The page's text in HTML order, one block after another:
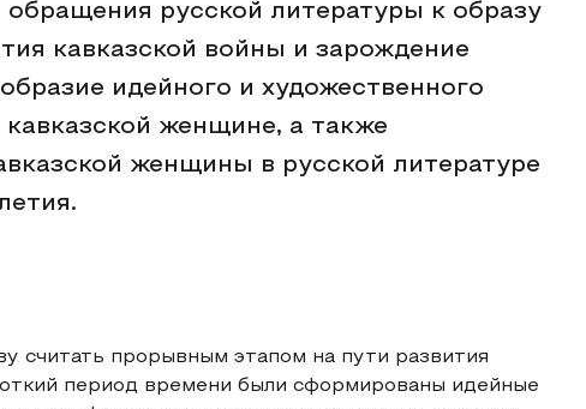
русской литературы к образу
кавказской войны и зарождение
идейного и художественного
женщине, а также
женщины в русской литературе
считать прорывным этапом на пути развития
период времени были сформированы идейные